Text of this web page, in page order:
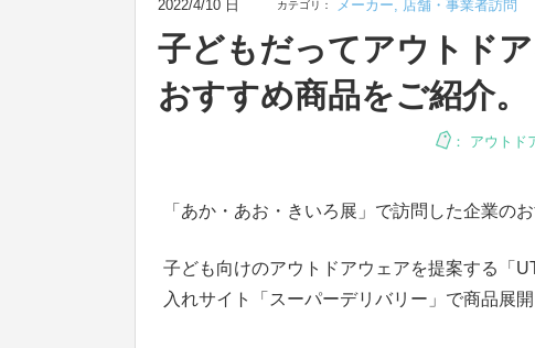
2022/4/10 日 カテゴリ： メーカー, 店舗・事業者訪問
子どもだってアウトド
おすすめ商品をご紹介。
： アウトド
「あか・あお・きいろ展」で訪問した企業の
子ども向けのアウトドアウェアを提案する「
入れサイト「スーパーデリバリー」で商品展